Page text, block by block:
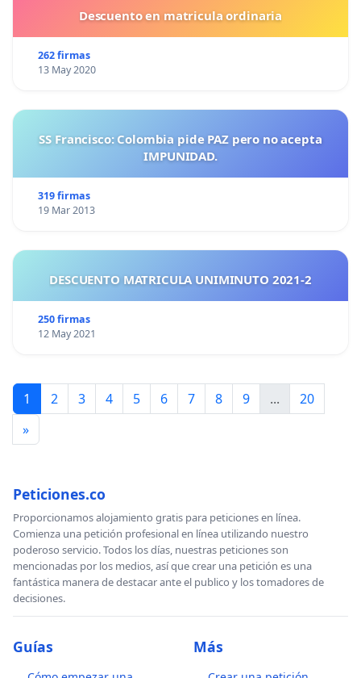
Descuento en matricula ordinaria
262 firmas
13 May 2020
SS Francisco: Colombia pide PAZ pero no acepta
IMPUNIDAD.
319 firmas
19 Mar 2013
DESCUENTO MATRICULA UNIMINUTO 2021-2
250 firmas
12 May 2021
1 2 3 4 5 6 7 8 9 ...
20
»
Peticiones.co
Proporcionamos alojamiento gratis para peticiones en línea.
Comienza una petición profesional en línea utilizando nuestro
poderoso servicio. Todos los días, nuestras peticiones son
mencionadas por los medios, así que crear una petición es una
fantástica manera de destacar ante el publico y los tomadores de
decisiones.
Guías Más